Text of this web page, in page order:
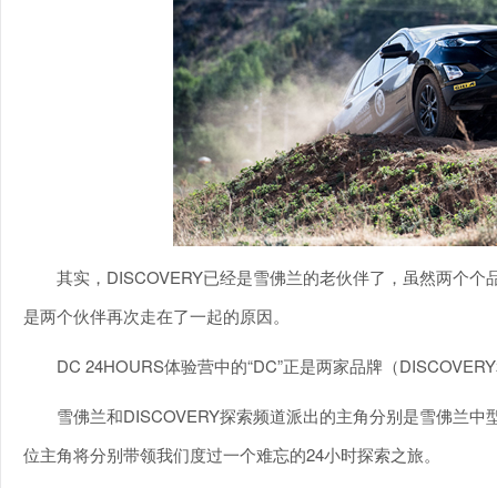
其实，DISCOVERY已经是雪佛兰的老伙伴了，虽然两个
是两个伙伴再次走在了一起的原因。
DC 24HOURS体验营中的“DC”正是两家品牌（
雪佛兰和DISCOVERY探索频道派出的主角分别是雪佛兰中
位主角将分别带领我们度过一个难忘的24小时探索之旅。